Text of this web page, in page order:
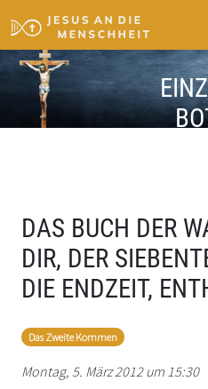
DAS BUCH DER
DIR, DER
DIE ENDZEIT,
Das Zweite Kommen
Montag, 5. März 2012 um 15:30